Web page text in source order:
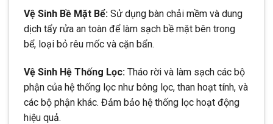
Vệ Sinh Bề Mặt Bể: Sử dụng bàn chải mềm và dung
dịch tẩy rửa an toàn để làm sạch bề mặt bên trong
bể, loại bỏ rêu mốc và cặn bẩn.
Vệ Sinh Hệ Thống Lọc: Tháo rời và làm sạch các bộ
phận của hệ thống lọc như bông lọc, than hoạt tính, và
các bộ phận khác. Đảm bảo hệ thống lọc hoạt động
hiệu quả.